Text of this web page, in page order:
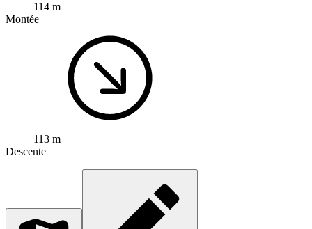
114 m
Montée
113 m
Descente